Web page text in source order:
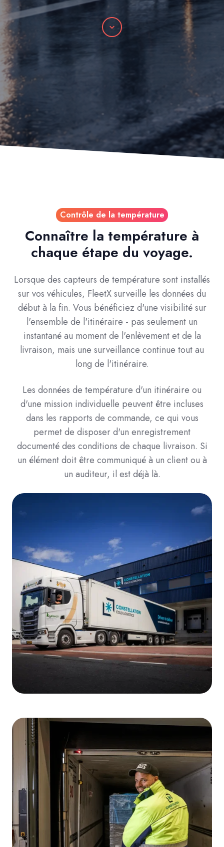
Parchemin
Contrôle de la température
Connaître la température à
chaque étape du voyage.
Lorsque des capteurs de température sont installés
sur vos véhicules, FleetX surveille les données du
début à la fin. Vous bénéficiez d'une visibilité sur
l'ensemble de l'itinéraire - pas seulement un
instantané au moment de l'enlèvement et de la
livraison, mais une surveillance continue tout au
long de l'itinéraire.
Les données de température d'un itinéraire ou
d'une mission individuelle peuvent être incluses
dans les rapports de commande, ce qui vous
permet de disposer d'un enregistrement
documenté des conditions de chaque livraison. Si
un élément doit être communiqué à un client ou à
un auditeur, il est déjà là.